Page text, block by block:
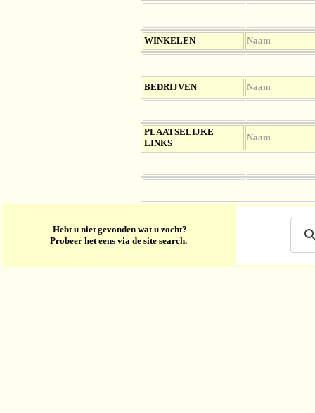
WINKELEN Naam
BEDRIJVEN Naam
PLAATSELIJKE
LINKS
Naam
Hebt u niet gevonden wat u zocht?
Probeer het eens via de site search.